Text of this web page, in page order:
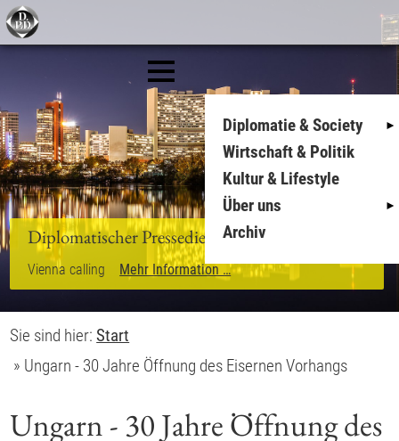
Diplomatie & Society
Wirtschaft & Politik
Kultur & Lifestyle
Über uns
Archiv
Diplomatischer Pressedienst
Vienna calling Mehr Information …
Sie sind hier:Start
» Ungarn - 30 Jahre Öffnung des Eisernen Vorhangs
Ungarn - 30 Jahre Öffnung des